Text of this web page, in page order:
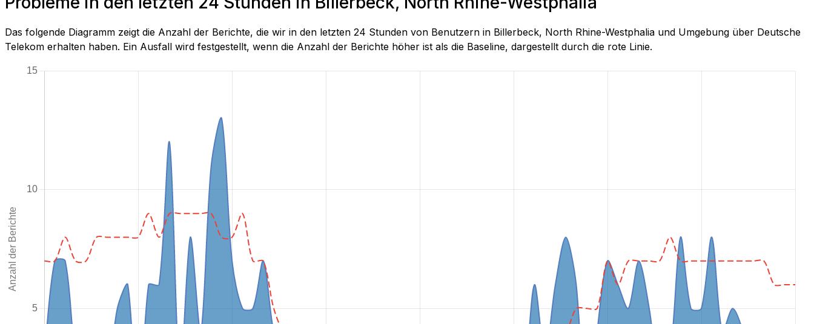
Das folgende Diagramm zeigt die Anzahl der Berichte, die wir in den letzten 24 Stunden von Benutzern in Billerbeck, North Rhine-Westphalia und Umgebung über Deutsche
Telekom erhalten haben. Ein Ausfall wird festgestellt, wenn die Anzahl der Berichte höher ist als die Baseline, dargestellt durch die rote Linie.